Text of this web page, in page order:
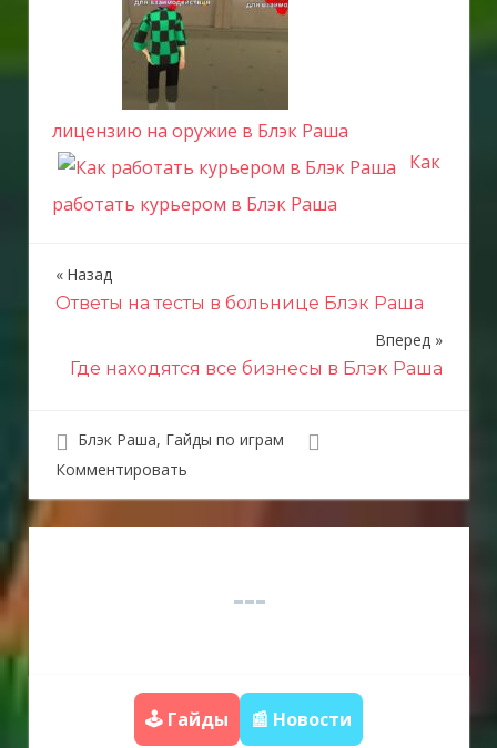
лицензию на оружие в Блэк Раша
Как
работать курьером в Блэк Раша
Н
г
а
ц
Назад
Ответы на тесты в больнице Блэк Раша
Вперед
Где находятся все бизнесы в Блэк Раша
Блэк Раша, Гайды по играм
Комментировать
🕹️ Гайды 📰 Новости